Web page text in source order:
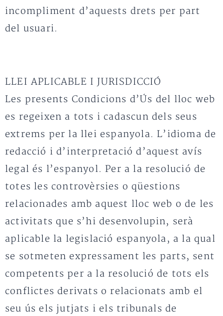
incompliment d’aquests drets per part
del usuari.
LLEI APLICABLE I JURISDICCIÓ
Les presents Condicions d’Ús del lloc web
es regeixen a tots i cadascun dels seus
extrems per la llei espanyola. L’idioma de
redacció i d’interpretació d’aquest avís
legal és l’espanyol. Per a la resolució de
totes les controvèrsies o qüestions
relacionades amb aquest lloc web o de les
activitats que s’hi desenvolupin, serà
aplicable la legislació espanyola, a la qual
se sotmeten expressament les parts, sent
competents per a la resolució de tots els
conflictes derivats o relacionats amb el
seu ús els jutjats i els tribunals de